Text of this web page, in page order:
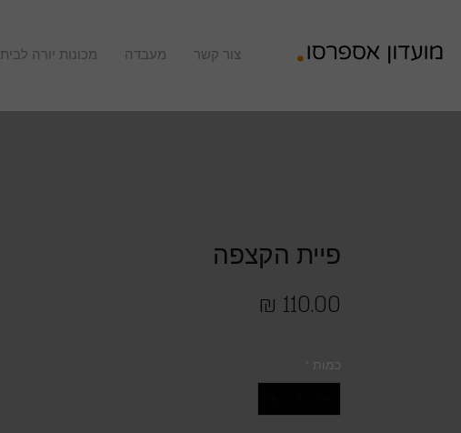
צור קשר מעבדה מכונות יורה לבית
פיית הקצפה
כמות *